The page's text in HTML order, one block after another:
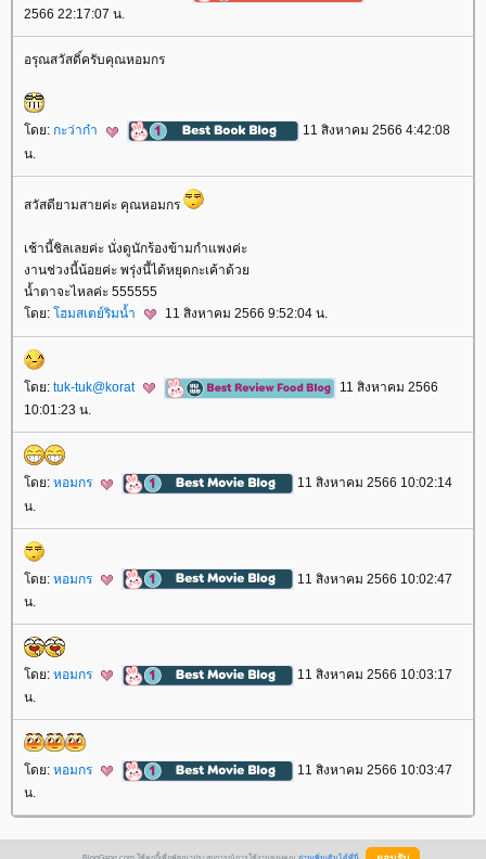
2566 22:17:07 น.
อรุณสวัสดิ์ครับคุณหอมกร
ดย: กะว่าก๋า
11 สิงหาคม 2566 4:42:08
น.
สวัสดียามสายค่ะ คุณหอมกร
เช้านี้ชิลเลยค่ะ นั่งดูนักร้องข้ามกำแพงค่ะ
งานช่วงนี้น้อยค่ะ พรุ่งนี้ได้หยุดกะเค้าด้ว
น้ำตาจะไหลค่ะ 555555
ดย: ฮมสเตย์ริมน้ำ 11 สิงหาคม 2566 9:52:04 น.
ดย: tuk-tuk@korat
11 สิงหาคม 2566
10:01:23 น.
ดย: หอมกร
11 สิงหาคม 2566 10:02:14
น.
ดย: หอมกร
11 สิงหาคม 2566 10:02:47
น.
ดย: หอมกร
11 สิงหาคม 2566 10:03:17
น.
ดย: หอมกร
11 สิงหาคม 2566 10:03:47
น.
BlogGang.com ใช้คุกกี้เพื่อพัฒนาประสบการณ์การใช้งานของคุณ อ่านเพิ่มเติมได้ที่นี่